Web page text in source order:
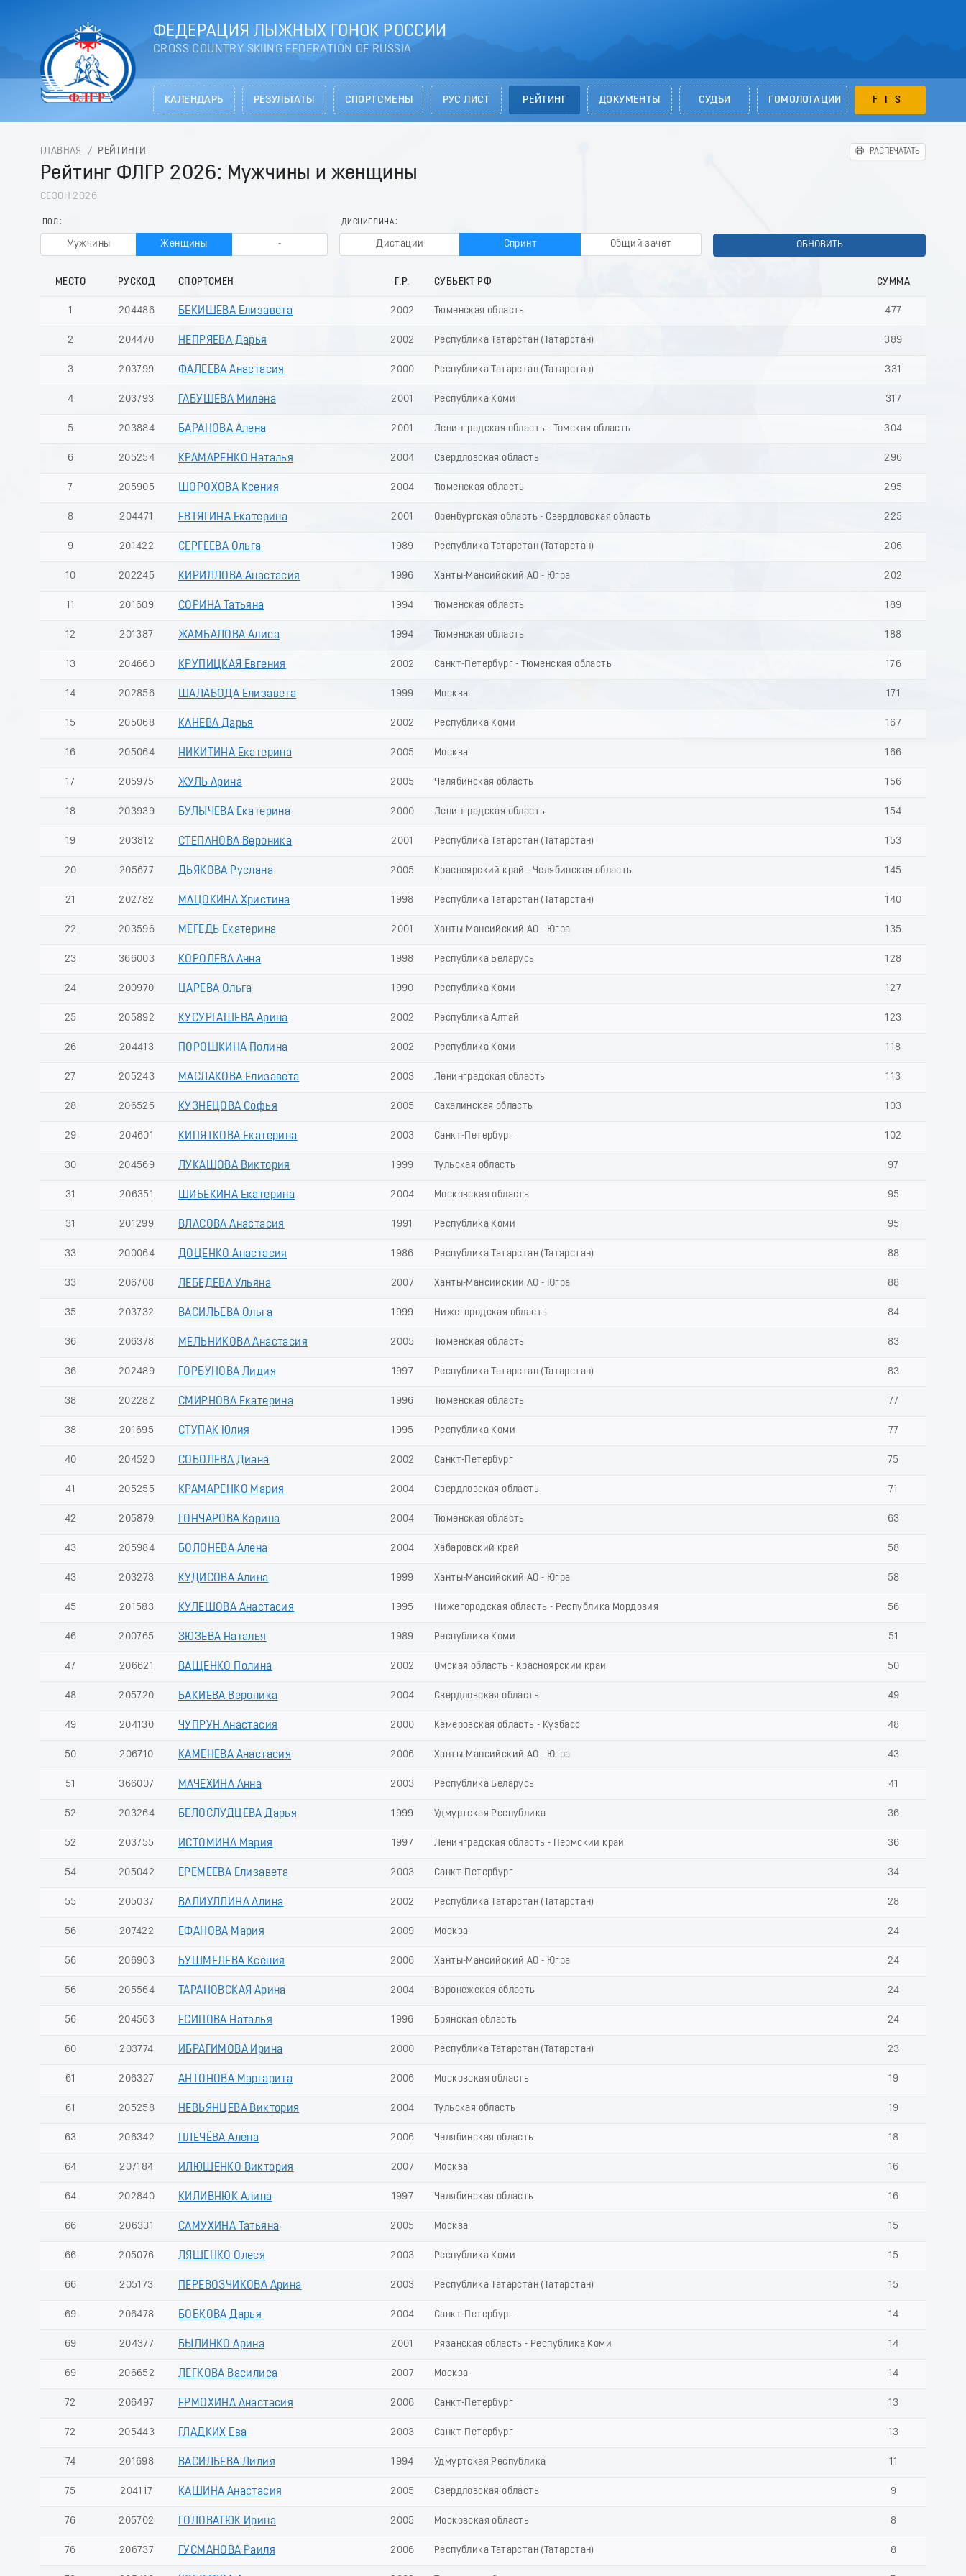
ФЕДЕРАЦИЯ ЛЫЖНЫХ ГОНОК РОССИИ
CROSS COUNTRY SKIING FEDERATION OF RUSSIA
КАЛЕНДАРЬ РЕЗУЛЬТАТЫ СПОРТСМЕНЫ РУС ЛИСТ РЕЙТИНГ ДОКУМЕНТЫ СУДЬИ ГОМОЛОГАЦИИ FIS
ГЛАВНАЯ / РЕЙТИНГИ РАСПЕЧАТАТЬ
Рейтинг ФЛГР 2026: Мужчины и женщины
СЕЗОН 2026
ПОЛ
Мужчины Женщины -
ДИСЦИПЛИНА
Дистации Спринт Общий зачет ОБНОВИТЬ
МЕСТО РУСКОД СПОРТСМЕН Г.Р. СУБЬЕКТ РФ СУММА
1 204486 БЕКИШЕВА Елизавета 2002 Тюменская область 477
2 204470 НЕПРЯЕВА Дарья 2002 Республика Татарстан (Татарстан) 389
3 203799 ФАЛЕЕВА Анастасия 2000 Республика Татарстан (Татарстан) 331
4 203793 ГАБУШЕВА Милена 2001 Республика Коми 317
5 203884 БАРАНОВА Алена 2001 Ленинградская область - Томская область 304
6 205254 КРАМАРЕНКО Наталья 2004 Свердловская область 296
7 205905 ШОРОХОВА Ксения 2004 Тюменская область 295
8 204471 ЕВТЯГИНА Екатерина 2001 Оренбургская область - Свердловская область 225
9 201422 СЕРГЕЕВА Ольга 1989 Республика Татарстан (Татарстан) 206
10 202245 КИРИЛЛОВА Анастасия 1996 Ханты-Мансийский АО - Югра 202
11 201609 СОРИНА Татьяна 1994 Тюменская область 189
12 201387 ЖАМБАЛОВА Алиса 1994 Тюменская область 188
13 204660 КРУПИЦКАЯ Евгения 2002 Санкт-Петербург - Тюменская область 176
14 202856 ШАЛАБОДА Елизавета 1999 Москва 171
15 205068 КАНЕВА Дарья 2002 Республика Коми 167
16 205064 НИКИТИНА Екатерина 2005 Москва 166
17 205975 ЖУЛЬ Арина 2005 Челябинская область 156
18 203939 БУЛЫЧЕВА Екатерина 2000 Ленинградская область 154
19 203812 СТЕПАНОВА Вероника 2001 Республика Татарстан (Татарстан) 153
20 205677 ДЬЯКОВА Руслана 2005 Красноярский край - Челябинская область 145
21 202782 МАЦОКИНА Христина 1998 Республика Татарстан (Татарстан) 140
22 203596 МЕГЕДЬ Екатерина 2001 Ханты-Мансийский АО - Югра 135
23 366003 КОРОЛЕВА Анна 1998 Республика Беларусь 128
24 200970 ЦАРЕВА Ольга 1990 Республика Коми 127
25 205892 КУСУРГАШЕВА Арина 2002 Республика Алтай 123
26 204413 ПОРОШКИНА Полина 2002 Республика Коми 118
27 205243 МАСЛАКОВА Елизавета 2003 Ленинградская область 113
28 206525 КУЗНЕЦОВА Софья 2005 Сахалинская область 103
29 204601 КИПЯТКОВА Екатерина 2003 Санкт-Петербург 102
30 204569 ЛУКАШОВА Виктория 1999 Тульская область 97
31 206351 ШИБЕКИНА Екатерина 2004 Московская область 95
31 201299 ВЛАСОВА Анастасия 1991 Республика Коми 95
33 200064 ДОЦЕНКО Анастасия 1986 Республика Татарстан (Татарстан) 88
33 206708 ЛЕБЕДЕВА Ульяна 2007 Ханты-Мансийский АО - Югра 88
35 203732 ВАСИЛЬЕВА Ольга 1999 Нижегородская область 84
36 206378 МЕЛЬНИКОВА Анастасия 2005 Тюменская область 83
36 202489 ГОРБУНОВА Лидия 1997 Республика Татарстан (Татарстан) 83
38 202282 СМИРНОВА Екатерина 1996 Тюменская область 77
38 201695 СТУПАК Юлия 1995 Республика Коми 77
40 204520 СОБОЛЕВА Диана 2002 Санкт-Петербург 75
41 205255 КРАМАРЕНКО Мария 2004 Свердловская область 71
42 205879 ГОНЧАРОВА Карина 2004 Тюменская область 63
43 205984 БОЛОНЕВА Алена 2004 Хабаровский край 58
43 203273 КУДИСОВА Алина 1999 Ханты-Мансийский АО - Югра 58
45 201583 КУЛЕШОВА Анастасия 1995 Нижегородская область - Республика Мордовия 56
46 200765 ЗЮЗЕВА Наталья 1989 Республика Коми 51
47 206621 ВАЩЕНКО Полина 2002 Омская область - Красноярский край 50
48 205720 БАКИЕВА Вероника 2004 Свердловская область 49
49 204130 ЧУПРУН Анастасия 2000 Кемеровская область - Кузбасс 48
50 206710 КАМЕНЕВА Анастасия 2006 Ханты-Мансийский АО - Югра 43
51 366007 МАЧЕХИНА Анна 2003 Республика Беларусь 41
52 203264 БЕЛОСЛУДЦЕВА Дарья 1999 Удмуртская Республика 36
52 203755 ИСТОМИНА Мария 1997 Ленинградская область - Пермский край 36
54 205042 ЕРЕМЕЕВА Елизавета 2003 Санкт-Петербург 34
55 205037 ВАЛИУЛЛИНА Алина 2002 Республика Татарстан (Татарстан) 28
56 207422 ЕФАНОВА Мария 2009 Москва 24
56 206903 БУШМЕЛЕВА Ксения 2006 Ханты-Мансийский АО - Югра 24
56 205564 ТАРАНОВСКАЯ Арина 2004 Воронежская область 24
56 204563 ЕСИПОВА Наталья 1996 Брянская область 24
60 203774 ИБРАГИМОВА Ирина 2000 Республика Татарстан (Татарстан) 23
61 206327 АНТОНОВА Маргарита 2006 Московская область 19
61 205258 НЕВЬЯНЦЕВА Виктория 2004 Тульская область 19
63 206342 ПЛЕЧЁВА Алёна 2006 Челябинская область 18
64 207184 ИЛЮШЕНКО Виктория 2007 Москва 16
64 202840 КИЛИВНЮК Алина 1997 Челябинская область 16
66 206331 САМУХИНА Татьяна 2005 Москва 15
66 205076 ЛЯШЕНКО Олеся 2003 Республика Коми 15
66 205173 ПЕРЕВОЗЧИКОВА Арина 2003 Республика Татарстан (Татарстан) 15
69 206478 БОБКОВА Дарья 2004 Санкт-Петербург 14
69 204377 БЫЛИНКО Арина 2001 Рязанская область - Республика Коми 14
69 206652 ЛЕГКОВА Василиса 2007 Москва 14
72 206497 ЕРМОХИНА Анастасия 2006 Санкт-Петербург 13
72 205443 ГЛАДКИХ Ева 2003 Санкт-Петербург 13
74 201698 ВАСИЛЬЕВА Лилия 1994 Удмуртская Республика 11
75 204117 КАШИНА Анастасия 2005 Свердловская область 9
76 205702 ГОЛОВАТЮК Ирина 2005 Московская область 8
76 206737 ГУСМАНОВА Раиля 2006 Республика Татарстан (Татарстан) 8